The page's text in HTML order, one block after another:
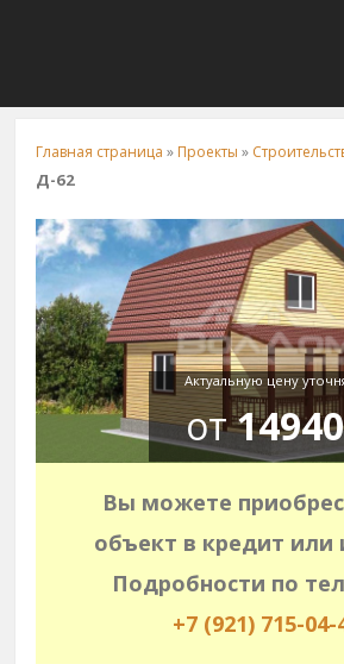
Главная страница » Проекты »
Д-62
Актуальную цену
от
Вы можете
объект в кредит или
Подробности по
+7 (921) 715-04-